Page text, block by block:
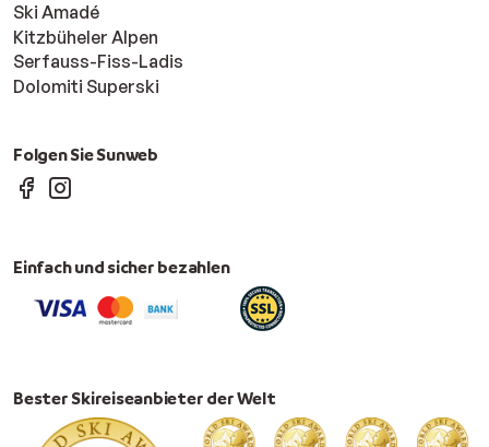
Ski Amadé
Kitzbüheler Alpen
Serfauss-Fiss-Ladis
Dolomiti Superski
Folgen Sie Sunweb
Einfach und sicher bezahlen
Bester Skireiseanbieter der Welt